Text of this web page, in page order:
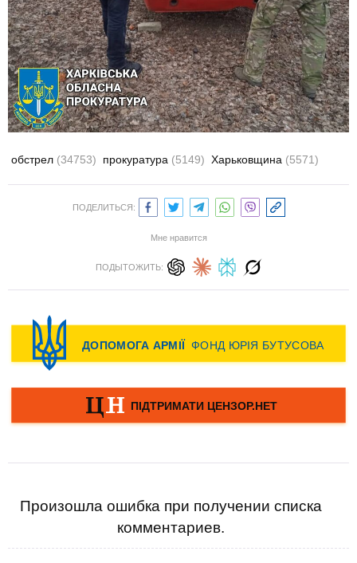
обстрел (34753) прокуратура (5149) Харьковщина (5571)
ПОДЕЛИТЬСЯ:
Мне нравится
ПОДЫТОЖИТЬ:
Произошла ошибка при получении списка
комментариев.